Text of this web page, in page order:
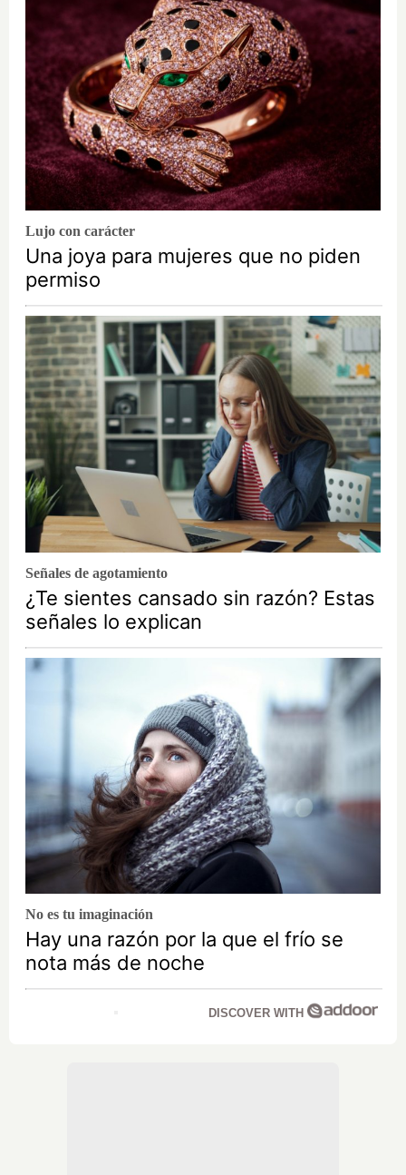
Lujo con carácter
Una joya para mujeres que no piden
permiso
Señales de agotamiento
¿Te sientes cansado sin razón? Estas
señales lo explican
No es tu imaginación
Hay una razón por la que el frío se
nota más de noche
DISCOVER WITH